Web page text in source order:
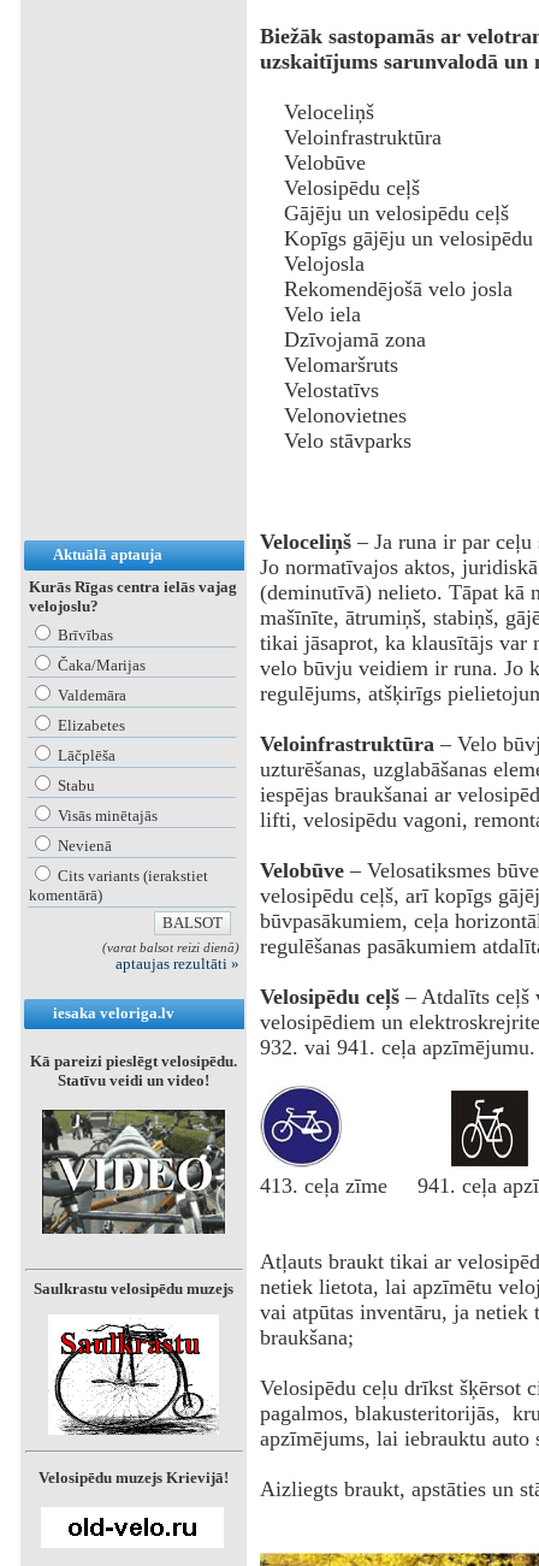
Aktuālā aptauja
Kurās Rīgas centra ielās vajag
velojoslu?
Brīvības
Čaka/Marijas
Valdemāra
Elizabetes
Lāčplēša
Stabu
Visās minētajās
Nevienā
Cits variants (ierakstiet
komentārā)
(varat balsot reizi dienā)
aptaujas rezultāti »
iesaka veloriga.lv
Kā pareizi pieslēgt velosipēdu.
Statīvu veidi un video!
Saulkrastu velosipēdu muzejs
Velosipēdu muzejs Krievijā!
Biežāk sastopamās ar
uzskaitījums sarunvalodā un
Veloceliņš
Veloinfrastruktūra
Velobūve
Velosipēdu ceļš
Gājēju un velosipēdu ceļš
Kopīgs gājēju un velosipēdu
Velojosla
Rekomendējošā velo josla
Velo iela
Dzīvojamā zona
Velomaršruts
Velostatīvs
Velonovietnes
Velo stāvparks
Veloceliņš– Ja runa ir par ceļu
Jo normatīvajos aktos,
(deminutīvā) nelieto. Tāpat kā
mašīnīte, ātrumiņš, stabiņš,
tikai jāsaprot, ka klausītājs var
velo būvju veidiem ir runa. Jo
regulējums, atšķirīgs
Veloinfrastruktūra– Velo
uzturēšanas, uzglabāšanas
iespējas braukšanai ar
lifti, velosipēdu vagoni,
Velobūve– Velosatiksmes
velosipēdu ceļš, arī kopīgs
būvpasākumiem, ceļa
regulēšanas pasākumiem
Velosipēdu ceļš– Atdalīts ceļš
velosipēdiem un
932. vai 941. ceļa apzīmējumu.
413. ceļa zīme 941. ceļa
Atļauts braukt tikai ar
netiek lietota, lai apzīmētu
vai atpūtas inventāru, ja netiek
braukšana;
Velosipēdu ceļu drīkst šķērsot
pagalmos, blakusteritorijās,
apzīmējums, lai iebrauktu auto
Aizliegts braukt, apstāties un